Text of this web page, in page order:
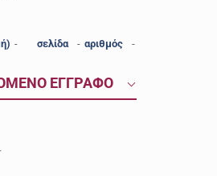
- σελίδα - αριθμός -
ΕΓΓΡΑΦΟ